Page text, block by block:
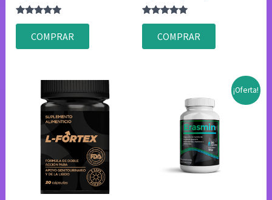
Valorado
4.83
de 5
COMPRAR
Valorado
4.75
de 5
COMPRAR
¡Oferta!